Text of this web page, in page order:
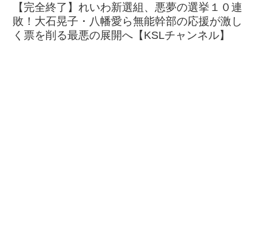
【完全終了】れいわ新選組、悪夢の選挙１０連
敗！大石晃子・八幡愛ら無能幹部の応援が激し
く票を削る最悪の展開へ【KSLチャンネル】